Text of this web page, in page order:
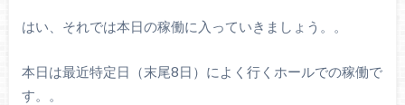
はい、それでは本日の稼働に入っていきましょう。。
本日は最近特定日（末尾8日）によく行くホールでの稼働で
す。。